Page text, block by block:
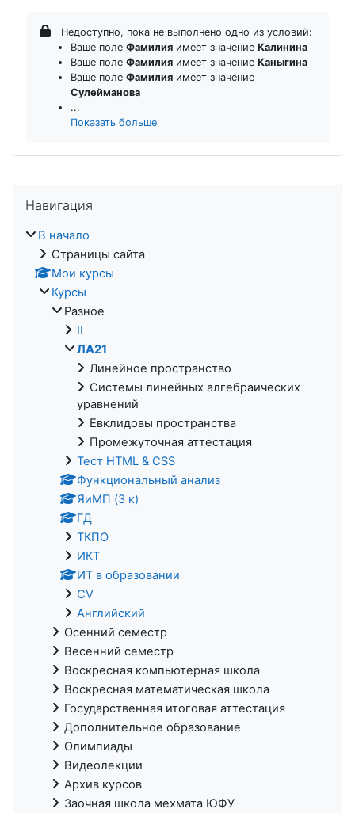
Недоступно, пока не выполнено одно из условий:
Ваше поле Фамилия имеет значение Калинина
Ваше поле Фамилия имеет значение Каныгина
Ваше поле Фамилия имеет значение
Сулейманова
...
Показать больше
Навигация
В начало
Страницы сайта
Мои курсы
Курсы
Разное
II
ЛА21
Линейное пространство
Системы линейных алгебраических
уравнений
Евклидовы пространства
Промежуточная аттестация
Тест HTML & CSS
Функциональный анализ
ЯиМП (3 к)
ГД
ТКПО
ИКТ
ИТ в образовании
CV
Английский
Осенний семестр
Весенний семестр
Воскресная компьютерная школа
Воскресная математическая школа
Государственная итоговая аттестация
Дополнительное образование
Олимпиады
Видеолекции
Архив курсов
Заочная школа мехмата ЮФУ